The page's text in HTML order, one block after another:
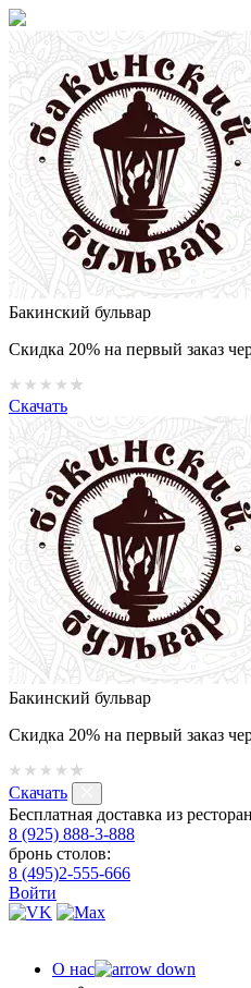
Бакинский бульвар
Скидка 20% на первый заказ
Скачать
Бакинский бульвар
Скидка 20% на первый заказ
Скачать
Бесплатная доставка из
8 (925) 888-3-888
бронь столов:
8 (495)2-555-666
Войти
О нас